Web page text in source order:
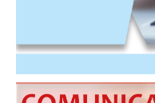
ASSOCIE-SE
ATUALIZAÇÃO CADASTRAL